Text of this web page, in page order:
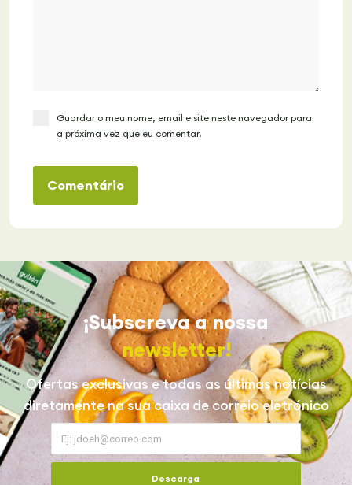
Guardar o meu nome, email e site neste navegador para
a próxima vez que eu comentar.
Comentário
¡Subscreva a nossa
newsletter!
Ofertas exclusivas e todas as últimas notícias
diretamente na sua caixa de correio eletrónico
Descarga